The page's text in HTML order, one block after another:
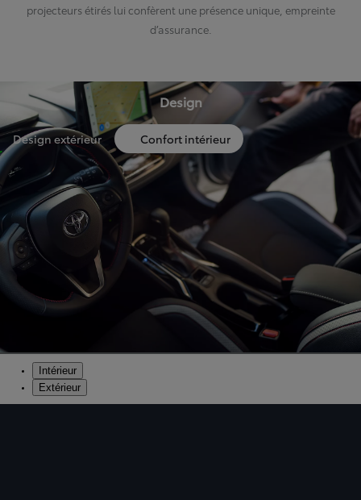
projecteurs étirés lui confèrent une présence unique, empreinte
d’assurance.
Design
Design extérieur Confort intérieur
Intérieur
Extérieur